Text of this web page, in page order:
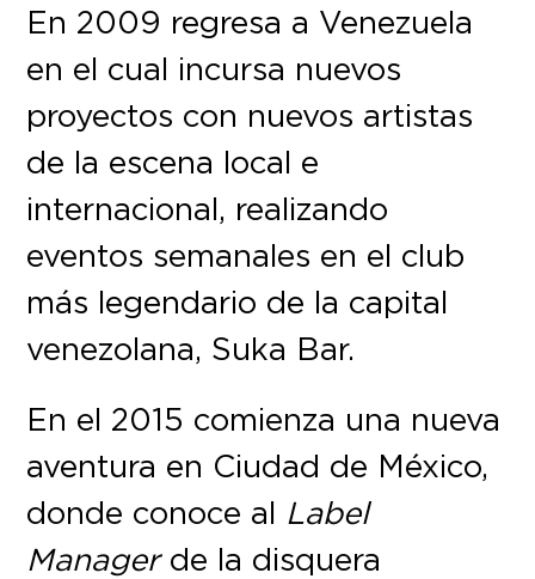
En 2009 regresa a Venezuela
en el cual incursa nuevos
proyectos con nuevos artistas
de la escena local e
internacional, realizando
eventos semanales en el club
más legendario de la capital
venezolana, Suka Bar.
En el 2015 comienza una nueva
aventura en Ciudad de México,
donde conoce al Label
Manager de la disquera